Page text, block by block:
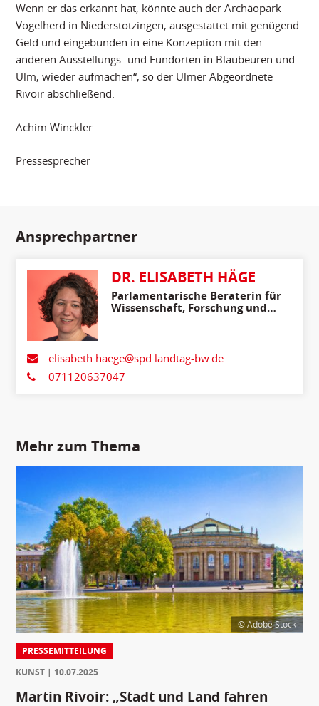
Wenn er das erkannt hat, könnte auch der Archäopark
Vogelherd in Niederstotzingen, ausgestattet mit genügend
Geld und eingebunden in eine Konzeption mit den
anderen Ausstellungs- und Fundorten in Blaubeuren und
Ulm, wieder aufmachen“, so der Ulmer Abgeordnete
Rivoir abschließend.
Achim Winckler
Pressesprecher
Ansprechpartner
DR. ELISABETH HÄGE
Parlamentarische Beraterin für
Wissenschaft, Forschung und
elisabeth.haege@spd.landtag-bw.de
071120637047
Mehr zum Thema
© Adobe Stock
PRESSEMITTEILUNG
KUNST
10.07.2025
Martin Rivoir: „Stadt und Land fahren